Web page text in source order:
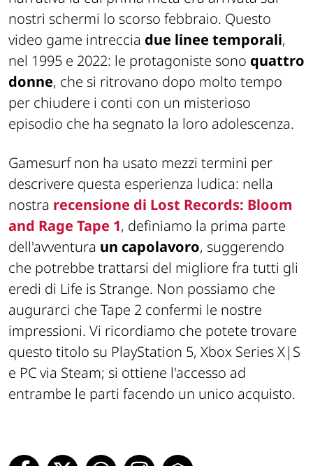
nostri schermi lo scorso febbraio. Questo
video game intreccia due linee temporali,
nel 1995 e 2022: le protagoniste sono quattro
donne, che si ritrovano dopo molto tempo
per chiudere i conti con un misterioso
episodio che ha segnato la loro adolescenza.
Gamesurf non ha usato mezzi termini per
descrivere questa esperienza ludica: nella
nostra recensione di Lost Records: Bloom
and Rage Tape 1, definiamo la prima parte
dell'avventura un capolavoro, suggerendo
che potrebbe trattarsi del migliore fra tutti gli
eredi di Life is Strange. Non possiamo che
augurarci che Tape 2 confermi le nostre
impressioni. Vi ricordiamo che potete trovare
questo titolo su PlayStation 5, Xbox Series X|S
e PC via Steam; si ottiene l'accesso ad
entrambe le parti facendo un unico acquisto.